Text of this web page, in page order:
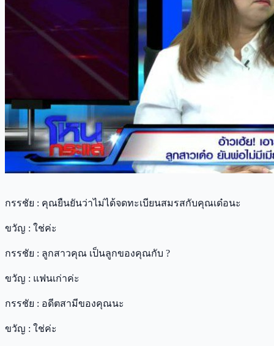
กรรชัย : คุณยืนยันว่าไม่ได้จดทะเบียนสมรสกับคุณเด๋อนะ
ขวัญ : ใช่ค่ะ
กรรชัย : ลูกสาวคุณ เป็นลูกของคุณกับ ?
ขวัญ : แฟนเก่าค่ะ
กรรชัย : อดีตสามีของคุณนะ
ขวัญ : ใช่ค่ะ